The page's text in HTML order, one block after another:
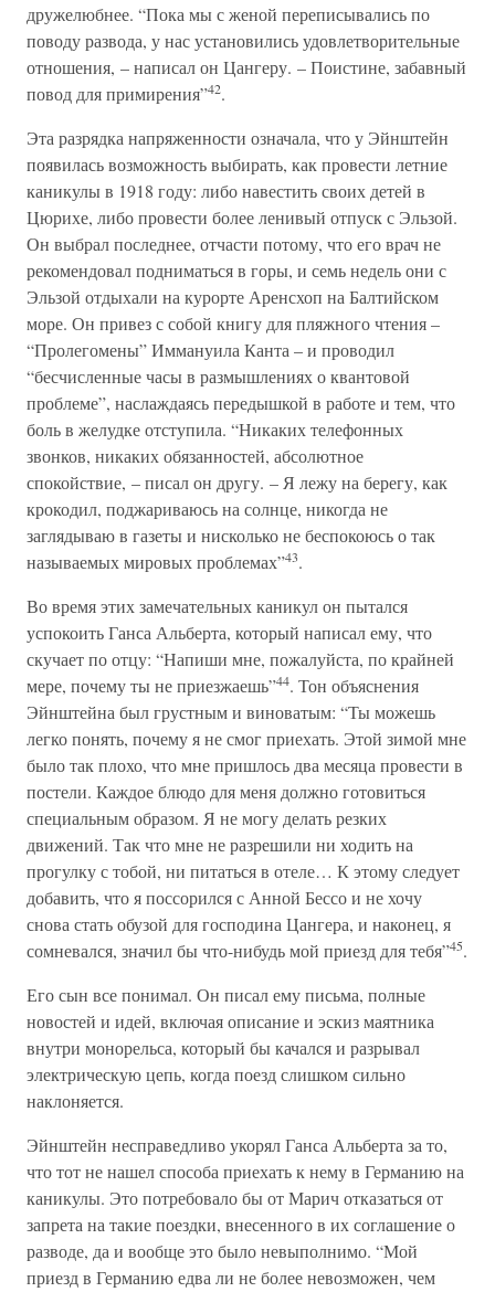
дружелюбнее. “Пока мы с женой переписывались по
поводу развода, у нас установились удовлетворительные
отношения, – написал он Цангеру. – Поистине, забавный
повод для примирения”42.
Эта разрядка напряженности означала, что у Эйнштейн
появилась возможность выбирать, как провести летние
каникулы в 1918 году: либо навестить своих детей в
Цюрихе, либо провести более ленивый отпуск с Эльзой.
Он выбрал последнее, отчасти потому, что его врач не
рекомендовал подниматься в горы, и семь недель они с
Эльзой отдыхали на курорте Аренсхоп на Балтийском
море. Он привез с собой книгу для пляжного чтения –
“Пролегомены” Иммануила Канта – и проводил
“бесчисленные часы в размышлениях о квантовой
проблеме”, наслаждаясь передышкой в работе и тем, что
боль в желудке отступила. “Никаких телефонных
звонков, никаких обязанностей, абсолютное
спокойствие, – писал он другу. – Я лежу на берегу, как
крокодил, поджариваюсь на солнце, никогда не
заглядываю в газеты и нисколько не беспокоюсь о так
называемых мировых проблемах”43.
Во время этих замечательных каникул он пытался
успокоить Ганса Альберта, который написал ему, что
скучает по отцу: “Напиши мне, пожалуйста, по крайней
мере, почему ты не приезжаешь”44. Тон объяснения
Эйнштейна был грустным и виноватым: “Ты можешь
легко понять, почему я не смог приехать. Этой зимой мне
было так плохо, что мне пришлось два месяца провести в
постели. Каждое блюдо для меня должно готовиться
специальным образом. Я не могу делать резких
движений. Так что мне не разрешили ни ходить на
прогулку с тобой, ни питаться в отеле… К этому следует
добавить, что я поссорился с Анной Бессо и не хочу
снова стать обузой для господина Цангера, и наконец, я
сомневался, значил бы что-нибудь мой приезд для тебя”45.
Его сын все понимал. Он писал ему письма, полные
новостей и идей, включая описание и эскиз маятника
внутри монорельса, который бы качался и разрывал
электрическую цепь, когда поезд слишком сильно
наклоняется.
Эйнштейн несправедливо укорял Ганса Альберта за то,
что тот не нашел способа приехать к нему в Германию на
каникулы. Это потребовало бы от Марич отказаться от
запрета на такие поездки, внесенного в их соглашение о
разводе, да и вообще это было невыполнимо. “Мой
приезд в Германию едва ли не более невозможен, чем